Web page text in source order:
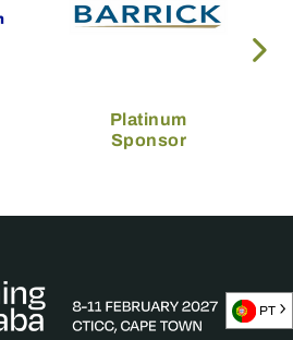
Platinum
Sponsor
PT